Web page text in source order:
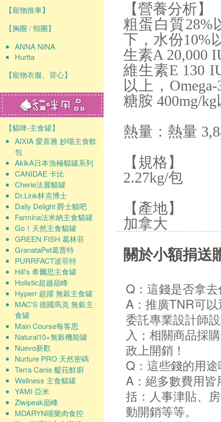
【寵物推車】
【胸圈 / 頸圈】
ANNA NINA
Hurtta
【寵物衣服、背心】
【貓咪-主食罐】
AIXIA 愛喜雅 妙喵主食軟
包
AkikA日本漁極貓罐系列
CANIDAE 卡比
Cherie法麗貓罐
Dr.Link林克博士
Daily Delight 爵士貓吧
Farmina法米納主食貓罐
Go！天然主食貓罐
GREEN FISH 葛林菲
GranataPet葛蕾特
PURRFACT波菲特
Hill's 希爾思主食罐
Holistic超越巔峰
Hyperr 超躍 無穀主食罐
MAC'S 德國馬克 無穀主
食罐
Main Course每客思
Natural10+無榖機能罐
Nuevo新歡
Nurture PRO 天然密碼
Terra Canis 醍菈鮮廚
Wellness 主食貓罐
YAMI 亞米
Ziwipeak巔峰
MDARYN喵樂肉食控
【營養分析】
粗蛋白質28%
下，水份10%
生素A 20,000
維生素E 130
以上，
糖胺 400mg/
熱量：熱量
【規格】
2.27kg/包
【產地】
加拿大
關於小額捐送
Q：這錢是否拿
A：推廣TNR可
委託專業設計師
入；相關商品採
政上開銷！
Q：這些錢的用
A：絕多數費用
括：人事津貼、
動開銷等等。